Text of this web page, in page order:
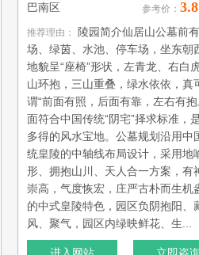
巴南区 参考价： 3.8
推荐理由：
陵园简介仙居山公墓前
场、绿茵、水池、停车场，坐东朝
地貌呈“座椅”形状，左青龙、右白
山环抱，三山重叠，绿水依依，真
谓“前面有照，后面有靠，左右有抱
面符合中国传统“阴宅”择求标准，
多得的风水宝地。公墓规划沿用中
统皇陵的中轴线布局设计，采用地
形、拥抱山川、天人合一方案，有
崇高，气度恢宏，庄严古朴而生机
的中式皇陵特色，园区负阴抱阳、
风、聚气，园区内绿映鲜花、生...
进入网站 立即咨询